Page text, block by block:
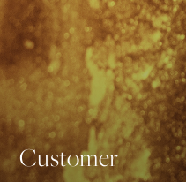
Customer